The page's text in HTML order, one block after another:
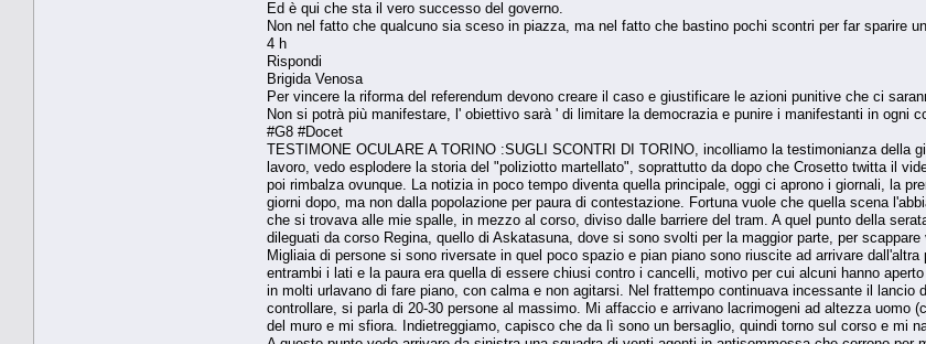
Ed è qui che sta il vero successo del governo.
Non nel fatto che qualcuno sia sceso in piazza, ma nel fatto che bastino pochi scontri per far sparire
4 h
Rispondi
Brigida Venosa
Per vincere la riforma del referendum devono creare il caso e giustificare le azioni punitive che ci
Non si potrà più manifestare, l' obiettivo sarà ' di limitare la democrazia e punire i manifestanti in ogni
#G8 #Docet
TESTIMONE OCULARE A TORINO :SUGLI SCONTRI DI TORINO, incolliamo la testimonianza della
lavoro, vedo esplodere la storia del "poliziotto martellato", soprattutto da dopo che Crosetto twitta il
poi rimbalza ovunque. La notizia in poco tempo diventa quella principale, oggi ci aprono i giornali, la
giorni dopo, ma non dalla popolazione per paura di contestazione. Fortuna vuole che quella scena
che si trovava alle mie spalle, in mezzo al corso, diviso dalle barriere del tram. A quel punto della
dileguati da corso Regina, quello di Askatasuna, dove si sono svolti per la maggior parte, per
Migliaia di persone si sono riversate in quel poco spazio e pian piano sono riuscite ad arrivare
entrambi i lati e la paura era quella di essere chiusi contro i cancelli, motivo per cui alcuni hanno
in molti urlavano di fare piano, con calma e non agitarsi. Nel frattempo continuava incessante il
controllare, si parla di 20-30 persone al massimo. Mi affaccio e arrivano lacrimogeni ad altezza
del muro e mi sfiora. Indietreggiamo, capisco che da lì sono un bersaglio, quindi torno sul corso e mi